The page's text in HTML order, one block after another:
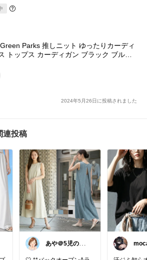
るので、これからの暑い季節に最適！
つくので
にインナーや肌がほどよく透けるので、
りサラサラな肌触りも気持ちいい。
巻きも。このカーディガンなら涼やか。
ンはボタンがないので、首回りにぐるぐる
限定プライスで 半額！
でスーパーDEALで 20％ポイントバッ
ゃうのですよ・・・！
Parks 推しニット ゆったりカーディ
トップス カーディガン ブラック ブルー
2024年5月26日に投稿されました
連投稿
あや＠5児のマ
したい‼︎